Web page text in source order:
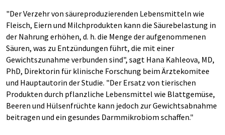
"Der Verzehr von säureproduzierenden Lebensmitteln wie
Fleisch, Eiern und Milchprodukten kann die Säurebelastung in
der Nahrung erhöhen, d. h. die Menge der aufgenommenen
Säuren, was zu Entzündungen führt, die mit einer
Gewichtszunahme verbunden sind", sagt Hana Kahleova, MD,
PhD, Direktorin für klinische Forschung beim Ärztekomitee
und Hauptautorin der Studie. "Der Ersatz von tierischen
Produkten durch pflanzliche Lebensmittel wie Blattgemüse,
Beeren und Hülsenfrüchte kann jedoch zur Gewichtsabnahme
beitragen und ein gesundes Darmmikrobiom schaffen."